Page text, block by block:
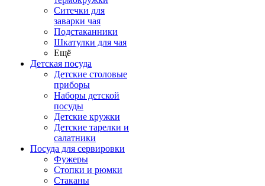
Ситечки для
заварки чая
Подстаканники
Шкатулки для чая
Ещё
Детская посуда
Детские столовые
приборы
Наборы детской
посуды
Детские кружки
Детские тарелки и
салатники
Посуда для сервировки
Фужеры
Стопки и рюмки
Стаканы